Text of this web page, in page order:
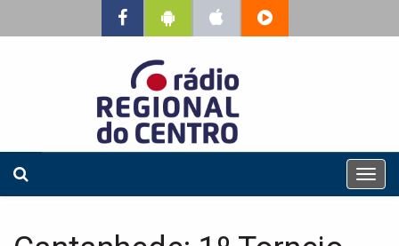
T
o